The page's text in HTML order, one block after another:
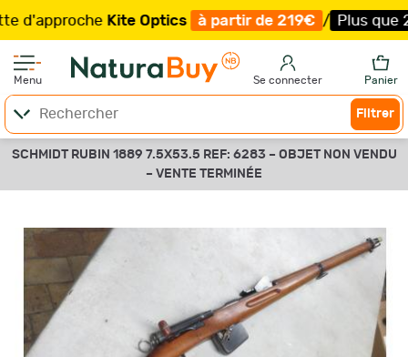
Kite Optics à partir de 219€ / Plus que 25
Menu Se connecter Panier
Filtrer
SCHMIDT RUBIN 1889 7.5X53.5 REF: 6283 – OBJET NON VENDU
– VENTE TERMINÉE